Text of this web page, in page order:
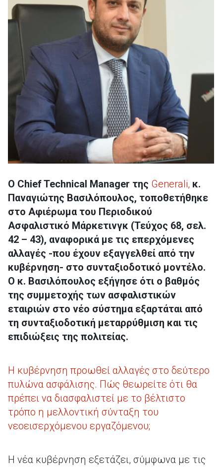
Ο Chief Technical Manager της Generali, κ.
Παναγιώτης Βασιλόπουλος, τοποθετήθηκε
στο Αφιέρωμα του Περιοδικού
Ασφαλιστικό Μάρκετινγκ (Τεύχος 68, σελ.
42 – 43), αναφορικά με τις επερχόμενες
αλλαγές -που έχουν εξαγγελθεί από την
κυβέρνηση- στο συνταξιοδοτικό μοντέλο.
Ο κ. Βασιλόπουλος εξήγησε ότι ο βαθμός
της συμμετοχής των ασφαλιστικών
εταιριών στο νέο σύστημα εξαρτάται από
τη συνταξιοδοτική μεταρρύθμιση και τις
επιδιώξεις της πολιτείας.
Η κυβέρνηση προωθεί αλλαγές στο δεύτερο
πυλώνα ασφάλισης. Πώς θεωρείτε ότι θα
πρέπει να διασφαλιστεί με το βέλτιστο
τρόπο η μελλοντική σύνταξη του
νεοεισερχόμενου εργαζόμενου;
Η νέα κυβέρνηση εξετάζει, σύμφωνα με τις